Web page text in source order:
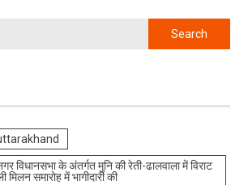
विधानसभा के अंतर्गत मुनि की रेती-ढालवाला में विराट
मिलन समारोह में भागीदारी की